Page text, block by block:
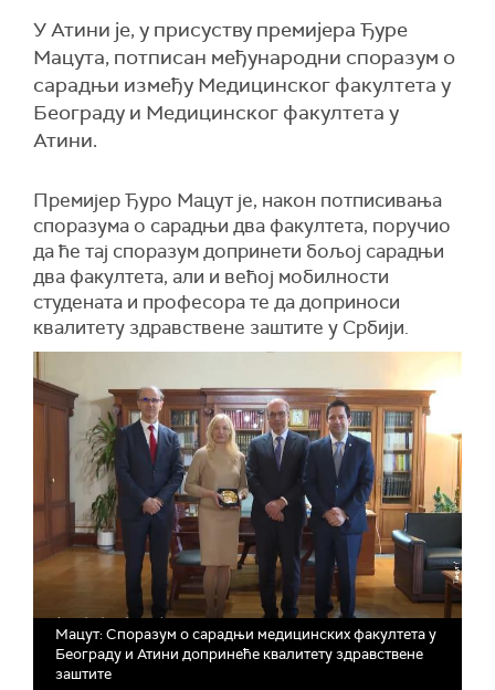
У Атини је, у присуству премијера Ђуре
Мацута, потписан међународни споразум о
сарадњи између Медицинског факултета у
Београду и Медицинског факултета у
Атини.
Премијер Ђуро Мацут је, након потписивања
споразума о сарадњи два факултета, поручио
да ће тај споразум допринети бољој сарадњи
два факултета, али и већој мобилности
студената и професора те да доприноси
квалитету здравствене заштите у Србији.
Мацут: Споразум о сарадњи медицинских факултета у
Београду и Атини допринеће квалитету здравствене
заштите